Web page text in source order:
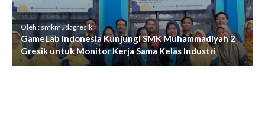
Oleh : smkmudagresik
GameLab Indonesia Kunjungi SMK Muhammadiyah 2
Gresik untuk Monitor Kerja Sama Kelas Industri